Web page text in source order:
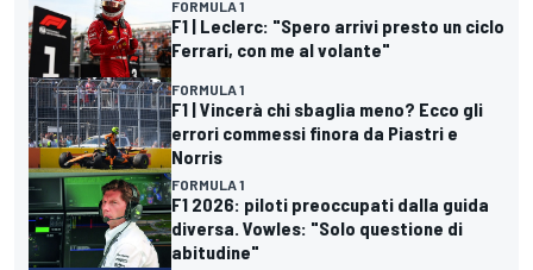
FORMULA 1
F1 | Leclerc: "Spero arrivi presto un ciclo
Ferrari, con me al volante"
FORMULA 1
F1 | Vincerà chi sbaglia meno? Ecco gli
errori commessi finora da Piastri e
Norris
FORMULA 1
F1 2026: piloti preoccupati dalla guida
diversa. Vowles: "Solo questione di
abitudine"